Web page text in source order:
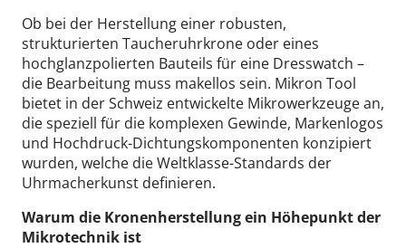
Ob bei der Herstellung einer robusten,
strukturierten Taucheruhrkrone oder eines
hochglanzpolierten Bauteils für eine Dresswatch –
die Bearbeitung muss makellos sein. Mikron Tool
bietet in der Schweiz entwickelte Mikrowerkzeuge an,
die speziell für die komplexen Gewinde, Markenlogos
und Hochdruck-Dichtungskomponenten konzipiert
wurden, welche die Weltklasse-Standards der
Uhrmacherkunst definieren.
Warum die Kronenherstellung ein Höhepunkt der
Mikrotechnik ist